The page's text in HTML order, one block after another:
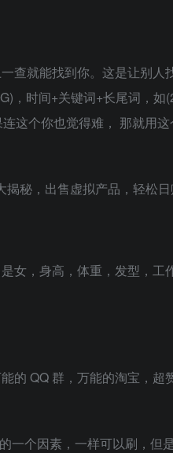
查就能找到你。这是让别人
，时间+关键词+长尾词，如
这个你也觉得难， 那就用
女，身高，体重，发型，工
的 QQ 群，万能的淘宝，
一个因素，一样可以刷，但